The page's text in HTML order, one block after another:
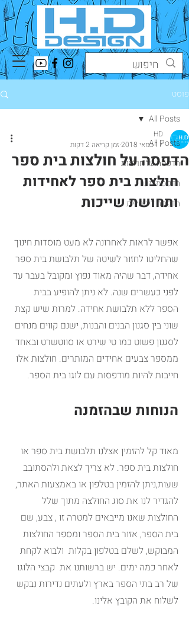
פוסט
All Posts
הדפסה על חולצות
הדפסת משי
הדפסה דיגיטלית
All Posts
הדפסה על חולצות בית ספר
HD
17 במאי 2018
זמן קריאה 2 דקות
חולצות בית ספר לאחידות
ותחושת שייכות
אפשר לראות לאחרונה לא מעט מוסדות חינוך
שהחליטו לחזור לשיטה של תלבושת בית ספר
אחידה, דבר שהיה מאוד נפוץ ומקובל בעבר עד
לפני כעשרים שנה. לא ניתן להופיע בבית
הספר ללא תלבושת אחידה. למרות שיש קצת
שוני בין סגנון הבנים והבנות, ישנם קווים מנחים
לסגנון פשוט כמו טי שירט או סווטשרט ובאחד
ממספר צבעים אחידים המותרים. חולצות אלו
חייבות להיות מודפסות עם לוגו בית הספר.
הנוחות שבהזמנה
מאוד קל להזמין אצלנו תלבושת בית ספר או
חולצות בית ספר. לא צריך לצאת ולהסתובב
שעות,ניתן להזמין בטלפון או באמצעות האתר,
להגדיר לנו את סוג החולצה מתוך שלל
החולצות שאנו מייבאים למטרה זו , צבע, שם
בית הספר, אזור בית הספר ומספר החולצות
המבוקש, לשלם בטלפון בקלות  ולבוא לקחת
לאחר כמה ימים. יש ברשותנו את  קבצי הלוגו
של רב בתי הספר בארץ ולעתים נדירות נבקש
לשלוח את הקובץ אלינו.